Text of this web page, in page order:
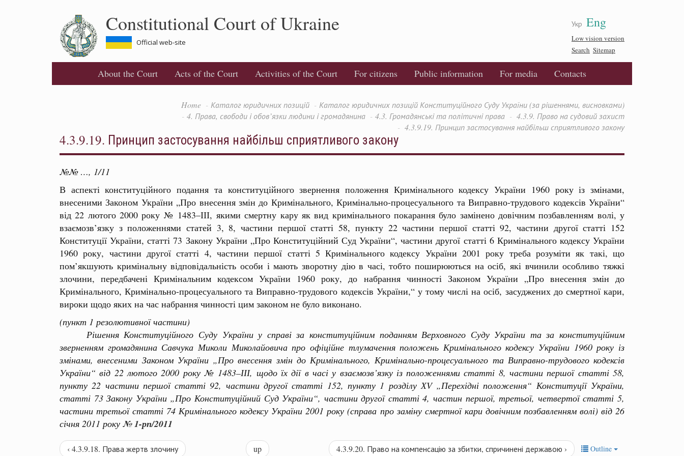
Укр Eng
Low vision version
Search Sitemap
Constitutional Court of Ukraine
Official web-site
About the Court Acts of the Court Activities of the Court For citizens Public information For media Contacts
Home Каталог юридичних позицій
Каталог юридичних позицій Конституційного Суду України (за рішеннями, висновками)
4. Права, свободи і обов’язки людини і громадянина
4.3. Громадянські та політичні права
4.3.9. Право на судовий захист
4.3.9.19. Принцип застосування найбільш сприятливого закону
4.3.9.19. Принцип застосування найбільш сприятливого закону
№№ …, 1/11
В аспекті конституційного подання та конституційного звернення положення Кримінального кодексу України 1960 року із змінами,
внесеними Законом України „Про внесення змін до Кримінального, Кримінально-процесуального та Виправно-трудового кодексів України“
від 22 лютого 2000 року № 1483–ІІІ, якими смертну кару як вид кримінального покарання було замінено довічним позбавленням волі, у
взаємозв’язку з положеннями статей 3, 8, частини першої статті 58, пункту 22 частини першої статті 92, частини другої статті 152
Конституції України, статті 73 Закону України „Про Конституційний Суд України“, частини другої статті 6 Кримінального кодексу України
1960 року, частини другої статті 4, частини першої статті 5 Кримінального кодексу України 2001 року треба розуміти як такі, що
пом’якшують кримінальну відповідальність особи і мають зворотну дію в часі, тобто поширюються на осіб, які вчинили особливо тяжкі
злочини, передбачені Кримінальним кодексом України 1960 року, до набрання чинності Законом України „Про внесення змін до
Кримінального, Кримінально-процесуального та Виправно-трудового кодексів України,“ у тому числі на осіб, засуджених до смертної кари,
вироки щодо яких на час набрання чинності цим законом не було виконано.
(пункт 1 резолютивної частини)
Рішення Конституційного Суду України у справі за конституційним поданням Верховного Суду України та за конституційним
зверненням громадянина Савчука Миколи Миколайовича про офіційне тлумачення положень Кримінального кодексу України 1960 року із
змінами, внесеними Законом України „Про внесення змін до Кримінального, Кримінально-процесуального та Виправно-трудового кодексів
України“ від 22 лютого 2000 року № 1483–ІІІ, щодо їх дії в часі у взаємозв’язку із положеннями статті 8, частини першої статті 58,
пункту 22 частини першої статті 92, частини другої статті 152, пункту 1 розділу ХV „Перехідні положення“ Конституції України,
статті 73 Закону України „Про Конституційний Суд України“, частини другої статті 4, частин першої, третьої, четвертої статті 5,
частини третьої статті 74 Кримінального кодексу України 2001 року (справа про заміну смертної кари довічним позбавленням волі) від 26
січня 2011 року № 1-рп/2011
Outline
‹ 4.3.9.18. Права жертв злочину up 4.3.9.20. Право на компенсацію за збитки, спричинені державою ›